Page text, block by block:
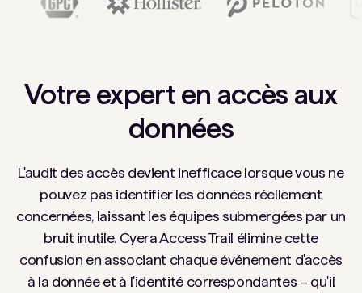
Votre expert en accès aux
données
L'audit des accès devient inefficace lorsque vous ne
pouvez pas identifier les données réellement
concernées, laissant les équipes submergées par un
bruit inutile. Cyera Access Trail élimine cette
confusion en associant chaque événement d'accès
à la donnée et à l'identité correspondantes – qu'il